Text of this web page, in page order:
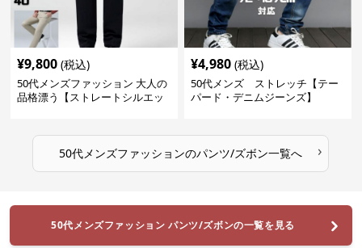
¥9,800 (税込)
50代メンズファッション 大人の
品格漂う【ストレートシルエッ
¥4,980 (税込)
50代メンズ ストレッチ【テー
パード・デニムジーンズ】
50代メンズファッションのパンツ/ズボン一覧へ ›
50代メンズファッション パンツ/ズボンの一覧を見る